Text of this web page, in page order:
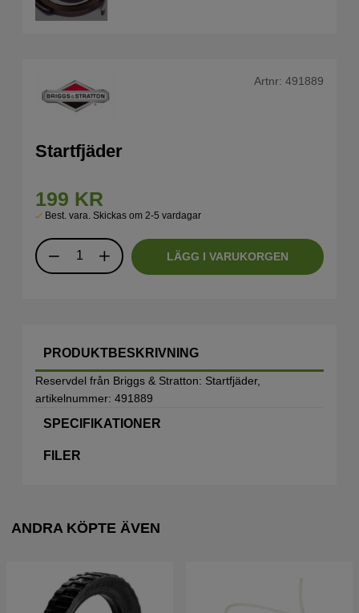
Artnr: 491889
Startfjäder
199 KR
Best. vara. Skickas om 2-5 vardagar
LÄGG I VARUKORGEN
PRODUKTBESKRIVNING
Reservdel från Briggs & Stratton: Startfjäder,
artikelnummer: 491889
SPECIFIKATIONER
FILER
ANDRA KÖPTE ÄVEN